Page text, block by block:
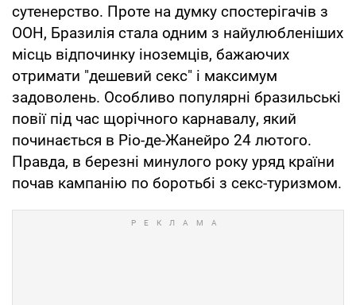
сутенерство. Проте на думку спостерігачів з
ООН, Бразилія стала одним з найулюбленіших
місць відпочинку іноземців, бажаючих
отримати "дешевий секс" і максимум
задоволень. Особливо популярні бразильські
повії під час щорічного карнавалу, який
починається в Ріо-де-Жанейро 24 лютого.
Правда, в березні минулого року уряд країни
почав кампанію по боротьбі з секс-туризмом.